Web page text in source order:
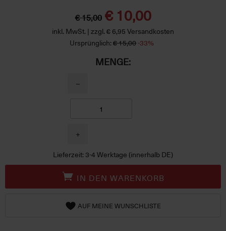
€ 15,00 € 10,00
inkl. MwSt. | zzgl. € 6,95 Versandkosten
Ursprünglich: € 15,00-33%
MENGE:
−
+
Lieferzeit: 3-4 Werktage (innerhalb DE)
IN DEN WARENKORB
AUF MEINE WUNSCHLISTE